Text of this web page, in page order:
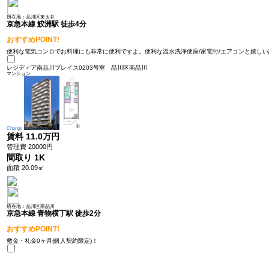
所在地：品川区東大井
京急本線 鮫洲駅 徒歩4分
おすすめPOINT!
便利な電気コンロでお料理にも非常に便利ですよ。便利な温水洗浄便座/家電付/エアコンと嬉し
レジディア南品川プレイス0203号室 品川区南品川
マンション
Change
賃料 11.0万円
管理費 20000円
間取り 1K
面積 20.09㎡
所在地：品川区南品川
京急本線 青物横丁駅 徒歩2分
おすすめPOINT!
敷金・礼金0ヶ月(個人契約限定)！